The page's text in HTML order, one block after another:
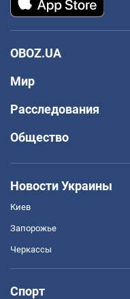
OBOZ.UA
Мир
Расследования
Общество
Новости Украины
Киев
Запорожье
Черкассы
Спорт